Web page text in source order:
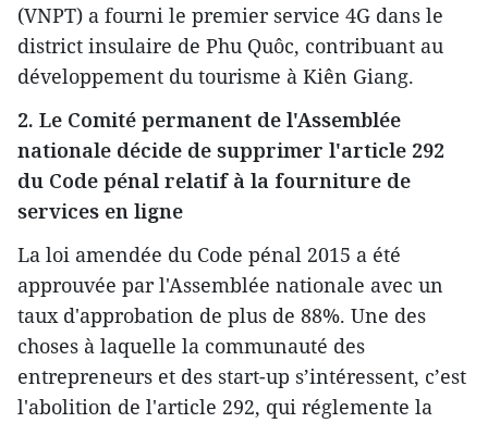
(VNPT) a fourni le premier service 4G dans le
district insulaire de Phu Quôc, contribuant au
développement du tourisme à Kiên Giang.
2. Le Comité permanent de l'Assemblée
nationale décide de supprimer l'article 292
du Code pénal relatif à la fourniture de
services en ligne
La loi amendée du Code pénal 2015 a été
approuvée par l'Assemblée nationale avec un
taux d'approbation de plus de 88%. Une des
choses à laquelle la communauté des
entrepreneurs et des start-up s’intéressent, c’est
l'abolition de l'article 292, qui réglemente la